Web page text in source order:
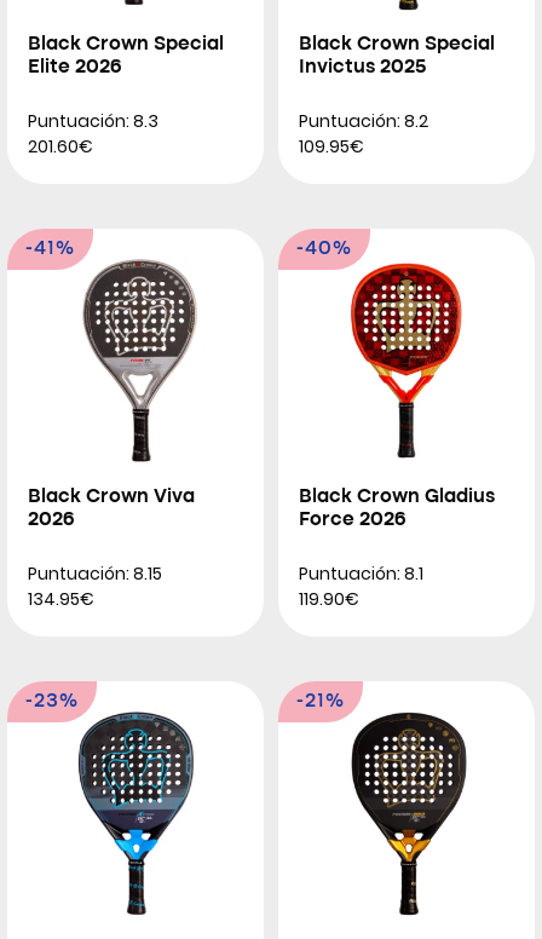
Black Crown Special
Elite 2026
Puntuación: 8.3
201.60€
Black Crown Special
Invictus 2025
Puntuación: 8.2
109.95€
-41%
Black Crown Viva
2026
Puntuación: 8.15
134.95€
-40%
Black Crown Gladius
Force 2026
Puntuación: 8.1
119.90€
-23% -21%